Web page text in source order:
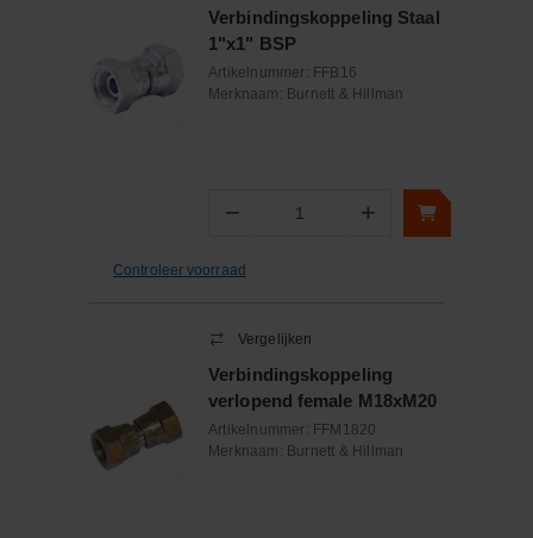
Verbindingskoppeling Staal
1"x1" BSP
Artikelnummer: FFB16
Merknaam: Burnett & Hillman
− Aantal +
Controleer voorraad
Vergelijken
Verbindingskoppeling
verlopend female M18xM20
Artikelnummer: FFM1820
Merknaam: Burnett & Hillman